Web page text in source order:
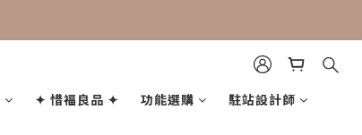
✦ 惜福良品 ✦ 功能選購
駐站設計師